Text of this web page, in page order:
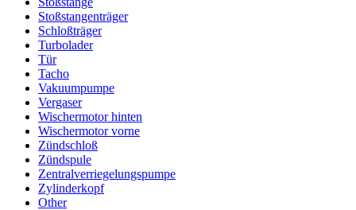
Stoßstangenträger
Schloßträger
Turbolader
Tür
Tacho
Vakuumpumpe
Vergaser
Wischermotor hinten
Wischermotor vorne
Zündschloß
Zündspule
Zentralverriegelungspumpe
Zylinderkopf
Other